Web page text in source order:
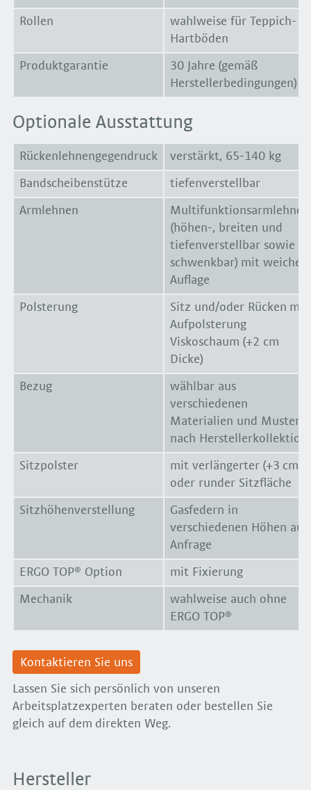
Rollen
wahlweise für Teppich-
Hartböden
Produktgarantie
30 Jahre (gemäß
Herstellerbedingungen)
Optionale Ausstattung
Rückenlehnengegendruck verstärkt, 65-140 kg
Bandscheibenstütze tiefenverstellbar
Armlehnen
Multifunktionsarmlehnen
(höhen-, breiten und
tiefenverstellbar sowie
schwenkbar) mit weicher
Auflage
Polsterung
Sitz und/oder Rücken mit
Aufpolsterung
Viskoschaum (+2 cm
Dicke)
Bezug
wählbar aus
verschiedenen
Materialien und Mustern
nach Herstellerkollektion
Sitzpolster
mit verlängerter (+3 cm)
oder runder Sitzfläche
Sitzhöhenverstellung
Gasfedern in
verschiedenen Höhen auf
Anfrage
ERGO TOP® Option mit Fixierung
Mechanik
wahlweise auch ohne
ERGO TOP®
Kontaktieren Sie uns
Lassen Sie sich persönlich von unseren
Arbeitsplatzexperten beraten oder bestellen Sie
gleich auf dem direkten Weg.
Hersteller